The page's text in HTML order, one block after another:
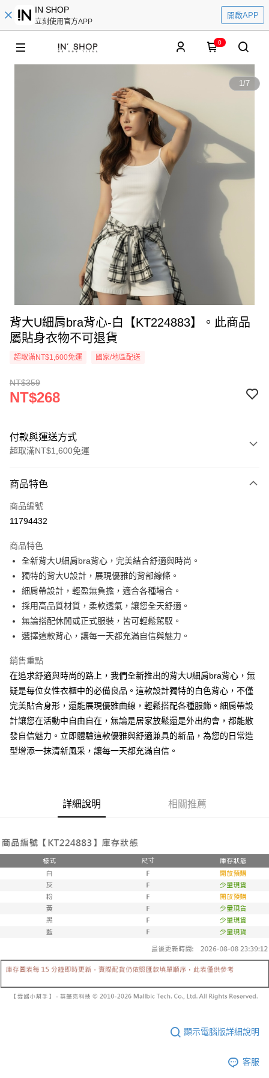
IN SHOP
立刻使用官方APP
開啟APP
0
1/7
背大U細肩bra背心-白【KT224883】。此商品
屬貼身衣物不可退貨
超取滿NT$1,600免運 國家/地區配送
NT$359
NT$268
付款與運送方式
超取滿NT$1,600免運
信用卡一次付款
超商取貨付款
Apple Pay
街口支付
Google Pay
大哥付你分期
相關說明
1.本服務由台灣大哥大提供，台灣大哥大用戶可立即使用無須另外申請。
2.付款方式選擇「大哥付你分期」，訂單成立後會自動跳轉到大哥付的交易
流程，驗證手機門號後，選擇欲分期的期數、繳款截止日，確認付款後即完
成交易。
3.實際核准額度、可分期數及費用金額請依後續交易確認頁面所載為準。
4.訂單成立30分鐘內，如未前往確認交易或遇審核未通過，訂單將自動取
法說明評估內容。
【繳款方式說明】
用戶於交易時，得透過本服務購買商品或服務，並由商店將買賣／分期付款
買賣價金債權讓與本公司後，依約使用本公司帳單繳交帳款。
2.基於同意付款使用「大哥付你分期」之契約關係目的，商店將以您的個人
資料（包含姓名、電話或地址）提供予台灣大哥大進項蒐集、處理及利用，
由本公司與您本人進行分期帳單所需資料之確認、核對及更正。
AFTEE先享後付
相關說明
【關於「AFTEE先享後付」】
AFTEE先享後付是「在收到商品之後才付款」的支付方式。 讓您購物簡單
便利好安心！
１．簡單：不需註冊會員、不需綁卡、不需儲值。
２．便利：只要手機號碼，簡訊認證，即可結帳。
２．訂單成立數日內，您將收到繳費通知簡訊。
３．收到繳費通知簡訊後14天內，點擊此簡訊中的連結，可透過四大超商／
ATM／網路銀行／等多元方式進行付款，方視為交易完成。
購買商品的店家。未經商家同意取消之訂單仍視為有效，需透過AFTEE先享
後付繳納相關費用。
※ 交易是否成功請以「AFTEE先享後付 」之結帳頁面顯示為準，若有關於
是否繳費成功／繳費後需取消欲退款等相關疑問，請聯繫「AFTEE先享後付
客戶支援中心」
https://netprotections.freshdesk.com/support/home
【注意事項】
１．透過由恩沛科技股份有限公司提供之「AFTEE先享後付」服務完成之交
易，需依本服務之必要範圍內提供個人資料，並將交易相關給付款項請求債
２．關於個人資料處理事宜，請瀏覽以下網址：
https://aftee.tw/terms/#terms3
３．未成年的使用者請事先徵得法定代理人或監護人之同意方可使用
任。
５．嚴禁一人註冊多個帳號或使用他人資訊註冊。若發現惡意使用之情形，
全家取貨付款
每筆NT$60，滿NT$1,600(含以上)免運費
每筆NT$10,000
已關閉，請勿下單(付取)
每筆NT$10,000
7-11取貨付款
每筆NT$60，滿NT$1,800(含以上)免運費
每筆NT$100，滿NT$2,500(含以上)免運費
商品特色
商品編號
11794432
商品特色
全新背大U細肩bra背心，完美結合舒適與時尚。
獨特的背大U設計，展現優雅的背部線條。
細肩帶設計，輕盈無負擔，適合各種場合。
採用高品質材質，柔軟透氣，讓您全天舒適。
無論搭配休閒或正式服裝，皆可輕鬆駕馭。
選擇這款背心，讓每一天都充滿自信與魅力。
銷售重點
在追求舒適與時尚的路上，我們全新推出的背大U細肩bra背心，無
疑是每位女性衣櫃中的必備良品。這款設計獨特的白色背心，不僅
完美貼合身形，還能展現優雅曲線，輕鬆搭配各種服飾。細肩帶設
計讓您在活動中自由自在，無論是居家放鬆還是外出約會，都能散
發自信魅力。立即體驗這款優雅與舒適兼具的新品，為您的日常造
型增添一抹清新風采，讓每一天都充滿自信。
詳細說明 相關推薦
顯示電腦版詳細說明
客服